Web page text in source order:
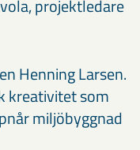
projektledare
Henning Larsen.
kreativitet som
miljöbyggnad